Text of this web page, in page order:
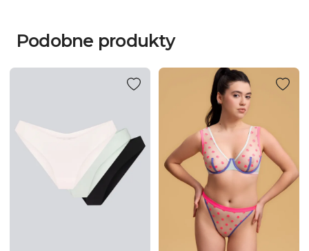
Podobne produkty